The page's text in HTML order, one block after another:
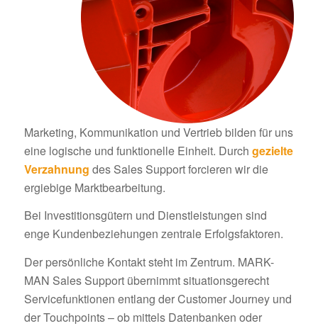
Marketing, Kommunikation und Vertrieb bilden für uns
eine logische und funktionelle Einheit. Durch gezielte
Verzahnung des Sales Support forcieren wir die
ergiebige Marktbearbeitung.
Bei Investitionsgütern und Dienstleistungen sind
enge Kundenbeziehungen zentrale Erfolgsfaktoren.
Der persönliche Kontakt steht im Zentrum. MARK-
MAN Sales Support übernimmt situationsgerecht
Servicefunktionen entlang der Customer Journey und
der Touchpoints – ob mittels Datenbanken oder